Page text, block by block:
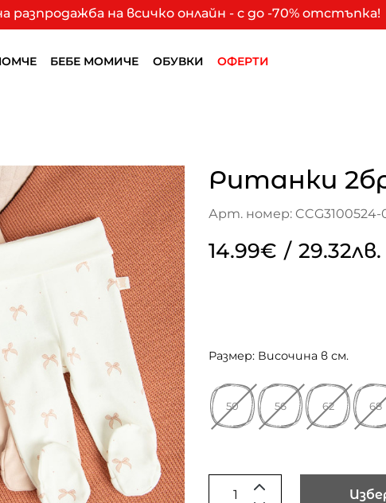
разпродажба на всичко онлайн - с до -70% отстъпка!
БЕБЕ МОМИЧЕ ОБУВКИ ОФЕРТИ
Ританки
Арт. номер: CCG3100524-
14.99€ / 29.32лв.
Размер: Височина в см.
50 56 62 68